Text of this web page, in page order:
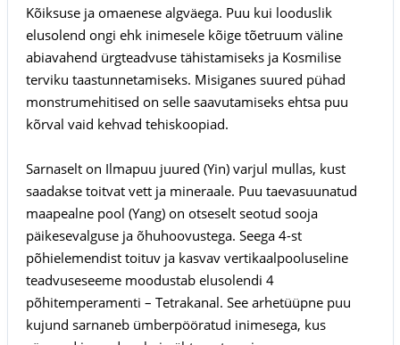
Kõiksuse ja omaenese algväega. Puu kui looduslik
elusolend ongi ehk inimesele kõige tõetruum väline
abiavahend ürgteadvuse tähistamiseks ja Kosmilise
terviku taastunnetamiseks. Misiganes suured pühad
monstrumehitised on selle saavutamiseks ehtsa puu
kõrval vaid kehvad tehiskoopiad.
Sarnaselt on Ilmapuu juured (Yin) varjul mullas, kust
saadakse toitvat vett ja mineraale. Puu taevasuunatud
maapealne pool (Yang) on otseselt seotud sooja
päikesevalguse ja õhuhoovustega. Seega 4-st
põhielemendist toituv ja kasvav vertikaalpooluseline
teadvuseseeme moodustab elusolendi 4
põhitemperamenti – Tetrakanal. See arhetüüpne puu
kujund sarnaneb ümberpööratud inimesega, kus